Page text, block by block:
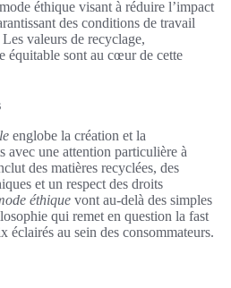
éthique visant à réduire l’impact
des conditions de travail
valeurs de recyclage,
équitable sont au cœur de cette
englobe la création et la
avec une attention particulière à
des matières recyclées, des
et un respect des droits
éthique vont au-delà des simples
qui remet en question la fast
éclairés au sein des consommateurs.